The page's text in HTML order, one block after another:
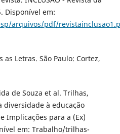
Disponível em:
arquivos/pdf/
as Letras. São Paulo: Cortez,
de Souza et al. Trilhas,
diversidade à educação
Implicações para a (Ex)
em: Trabalho/trilhas-